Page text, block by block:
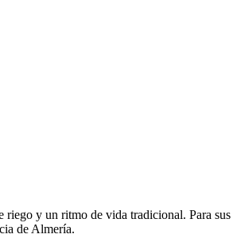
y un ritmo de vida tradicional. Para
de Almería.